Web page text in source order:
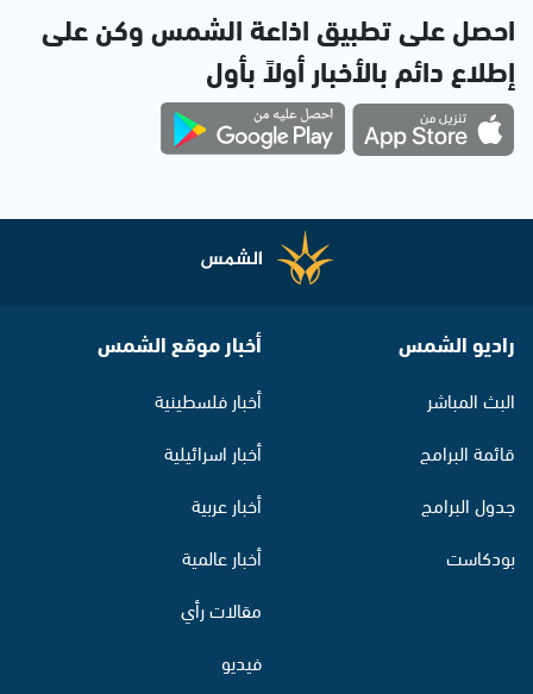
احصل على تطبيق اذاعة الشمس وكن على
إطلاع دائم بالأخبار أولاً بأول
راديو الشمس
البث المباشر
قائمة البرامج
جدول البرامج
بودكاست
أخبار موقع الشمس
أخبار فلسطينية
أخبار اسرائيلية
أخبار عربية
أخبار عالمية
مقالات رأي
فيديو